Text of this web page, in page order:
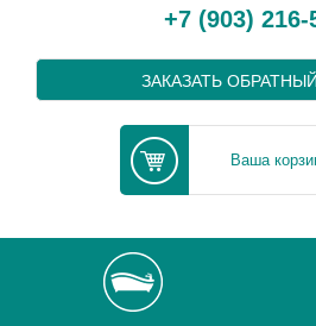
+7 (903) 216-
ЗАКАЗАТЬ
Ваша